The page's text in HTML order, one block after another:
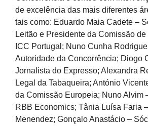
de excelência das mais diferentes
tais como: Eduardo Maia Cadete –
Leitão e Presidente da Comissão
ICC Portugal; Nuno Cunha
Autoridade da Concorrência; Diogo
Jornalista do Expresso; Alexandra
Legal da Tabaqueira; António
da Comissão Europeia; Nuno Alvim
RBB Economics; Tânia Luísa Faria
Menendez; Gonçalo Anastácio –